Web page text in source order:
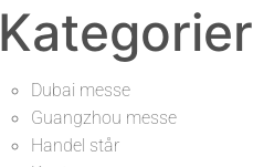
Kategorier
Dubai messe
Guangzhou messe
Handel står